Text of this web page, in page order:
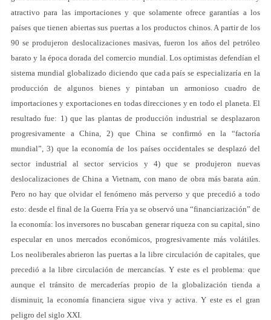
atractivo para las importaciones y que solamente ofrece garantías a los
países que tienen abiertas sus puertas a los productos chinos. A partir de los
90 se produjeron deslocalizaciones masivas, fueron los años del petróleo
barato y la época dorada del comercio mundial. Los optimistas defendían el
sistema mundial globalizado diciendo que cada país se especializaría en la
producción de algunos bienes y pintaban un armonioso cuadro de
importaciones y exportaciones en todas direcciones y en todo el planeta. El
resultado fue: 1) que las plantas de producción industrial se desplazaron
progresivamente a China, 2) que China se confirmó en la “factoría
mundial”, 3) que la economía de los países occidentales se desplazó del
sector industrial al sector servicios y 4) que se produjeron nuevas
deslocalizaciones de China a Vietnam, con mano de obra más barata aún.
Pero no hay que olvidar el fenómeno más perverso y que precedió a todo
esto: desde el final de la Guerra Fría ya se observó una “financiarización” de
la economía: los inversores no buscaban generar riqueza con su capital, sino
especular en unos mercados económicos, progresivamente más volátiles.
Los neoliberales abrieron las puertas a la libre circulación de capitales, que
precedió a la libre circulación de mercancías. Y este es el problema: que
aunque el tránsito de mercaderías propio de la globalización tienda a
disminuir, la economía financiera sigue viva y activa. Y este es el gran
peligro del siglo XXI.